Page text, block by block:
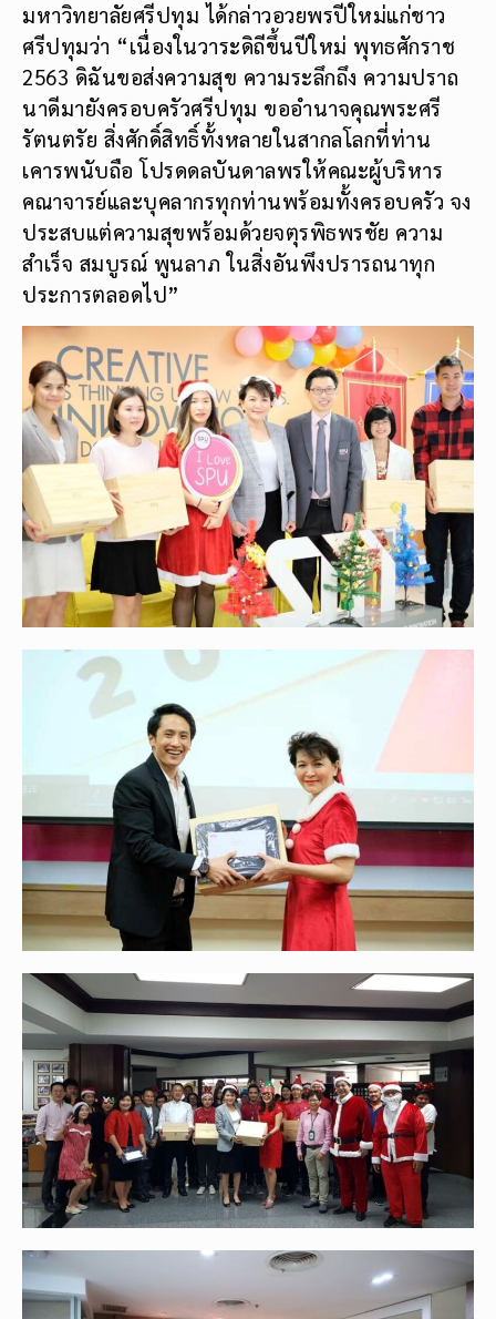
มหาวิทยาลัยศรีปทุม ได้กล่าวอวยพรปีใหม่แก่ชาว
ศรีปทุมว่า “เนื่องในวาระดิถีขึ้นปีใหม่ พุทธศักราช
2563 ดิฉันขอส่งความสุข ความระลึกถึง ความปราถ
นาดีมายังครอบครัวศรีปทุม ขออำนาจคุณพระศรี
รัตนตรัย สิ่งศักดิ์สิทธิ์ทั้งหลายในสากลโลกที่ท่าน
เคารพนับถือ โปรดดลบันดาลพรให้คณะผู้บริหาร
คณาจารย์และบุคลากรทุกท่านพร้อมทั้งครอบครัว จง
ประสบแต่ความสุขพร้อมด้วยจตุรพิธพรชัย ความ
สำเร็จ สมบูรณ์ พูนลาภ ในสิ่งอันพึงปรารถนาทุก
ประการตลอดไป”